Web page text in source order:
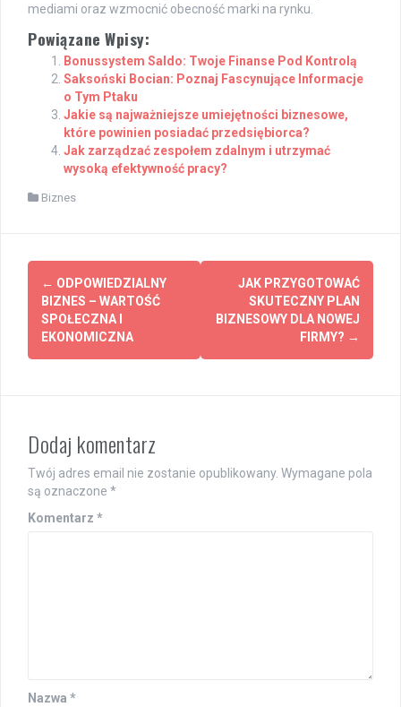
mediami oraz wzmocnić obecność marki na rynku.
Powiązane Wpisy:
Bonussystem Saldo: Twoje Finanse Pod Kontrolą
Saksoński Bocian: Poznaj Fascynujące Informacje
o Tym Ptaku
Jakie są najważniejsze umiejętności biznesowe,
które powinien posiadać przedsiębiorca?
Jak zarządzać zespołem zdalnym i utrzymać
wysoką efektywność pracy?
Biznes
Post
navigation
← ODPOWIEDZIALNY
BIZNES – WARTOŚĆ
SPOŁECZNA I
EKONOMICZNA
JAK PRZYGOTOWAĆ
SKUTECZNY PLAN
BIZNESOWY DLA NOWEJ
FIRMY? →
Dodaj komentarz
Twój adres email nie zostanie opublikowany. Wymagane pola
są oznaczone *
Komentarz *
Nazwa *